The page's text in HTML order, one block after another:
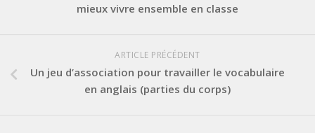
mieux vivre ensemble en classe
ARTICLE PRÉCÉDENT
Un jeu d’association pour travailler le vocabulaire
en anglais (parties du corps)